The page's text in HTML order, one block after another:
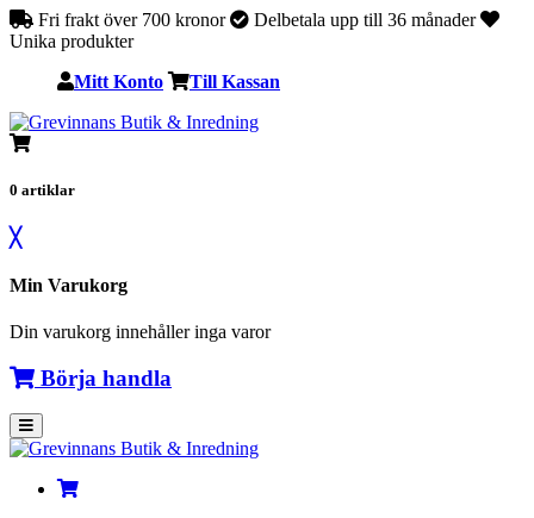
Fri frakt över 700 kronor
Delbetala upp till 36 månader
Unika produkter
Mitt Konto Till Kassan
0 artiklar
╳
Min Varukorg
Din varukorg innehåller inga varor
Börja handla